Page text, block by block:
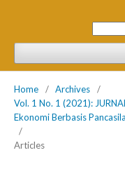
Home / Archives
/
Vol. 1 No. 1 (2021):
Ekonomi Berbasis Pancasila
/
Articles